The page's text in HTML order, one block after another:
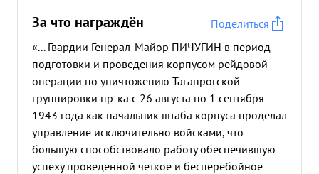
За что награждён
Поделиться
«... Гвардии Генерал-Майор ПИЧУГИН в период
подготовки и проведения корпусом рейдовой
операции по уничтожению Таганрогской
группировки пр-ка с 26 августа по 1 сентября
1943 года как начальник штаба корпуса проделал
управление исключительно войсками, что
большую способствовало работу обеспечившую
успеху проведенной четкое и бесперебойное